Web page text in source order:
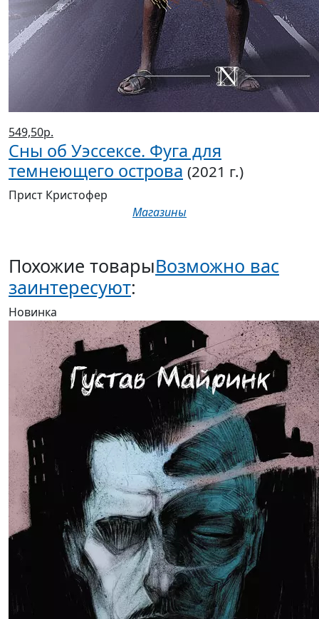
549,50р.
Сны об Уэссексе. Фуга для
темнеющего острова (2021 г.)
Прист Кристофер
Магазины
Похожие товарыВозможно вас
заинтересуют:
Новинка